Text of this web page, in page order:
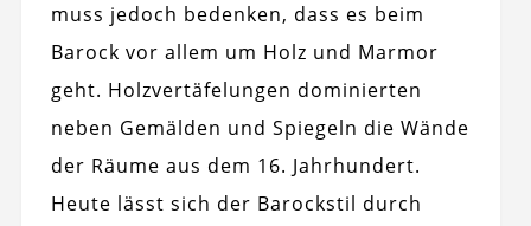
muss jedoch bedenken, dass es beim
Barock vor allem um Holz und Marmor
geht. Holzvertäfelungen dominierten
neben Gemälden und Spiegeln die Wände
der Räume aus dem 16. Jahrhundert.
Heute lässt sich der Barockstil durch